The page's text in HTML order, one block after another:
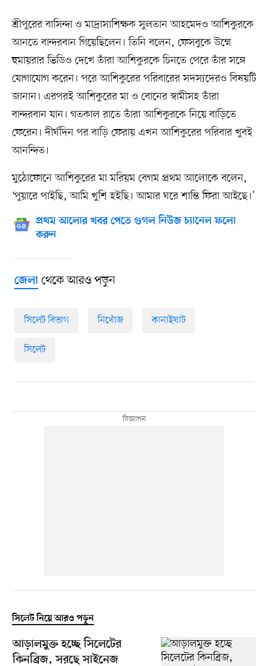
শ্রীপুরের বাসিন্দা ও মাদ্রাসাশিক্ষক সুলতান আহমেদও আশিকুরকে
আনতে বান্দরবান গিয়েছিলেন। তিনি বলেন, ফেসবুকে উম্মে
হুমায়রার ভিডিও দেখে তাঁরা আশিকুরকে চিনতে পেরে তাঁর সঙ্গে
যোগাযোগ করেন। পরে আশিকুরের পরিবারের সদস্যদেরও বিষয়টি
জানান। এরপরই আশিকুরের মা ও বোনের স্বামীসহ তাঁরা
বান্দরবান যান। গতকাল রাতে তাঁরা আশিকুরকে নিয়ে বাড়িতে
ফেরেন। দীর্ঘদিন পর বাড়ি ফেরায় এখন আশিকুরের পরিবার খুবই
আনন্দিত।
মুঠোফোনে আশিকুরের মা মরিয়ম বেগম প্রথম আলোকে বলেন,
‘পুয়ারে পাইছি, আমি খুশি হইছি। আমার ঘরে শান্তি ফিরা আইছে।’
প্রথম আলোর খবর পেতে গুগল নিউজ চ্যানেল ফলো
করুন
জেলাথেকে আরও পড়ুন
সিলেট বিভাগ নিখোঁজ কানাইঘাট
সিলেট
সিলেট নিয়ে আরও পড়ুন
আড়ালমুক্ত হচ্ছে সিলেটের
কিনব্রিজ, সরছে সাইনেজ